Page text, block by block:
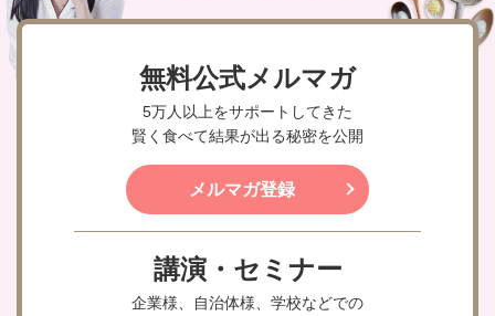
無料公式メルマガ
5万人以上をサポートしてきた
賢く食べて結果が出る秘密を公開
メルマガ登録
講演・セミナー
企業様、自治体様、学校などでの